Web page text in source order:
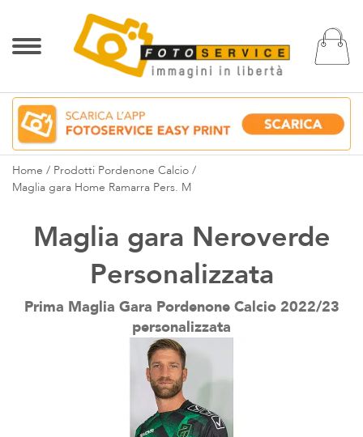
Home
Prodotti Pordenone Calcio
Maglia gara Home Ramarra Pers. M
Maglia gara Neroverde
Personalizzata
Prima Maglia Gara Pordenone Calcio 2022/23
personalizzata